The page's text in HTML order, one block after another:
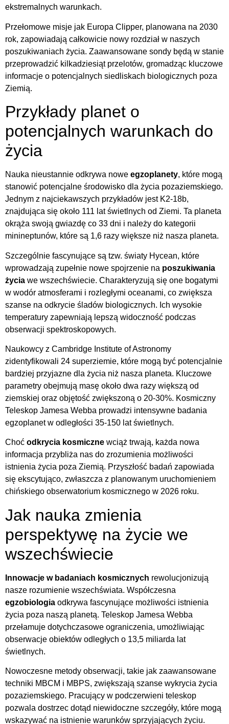
ekstremalnych warunkach.
Przełomowe misje jak Europa Clipper, planowana na 2030
rok, zapowiadają całkowicie nowy rozdział w naszych
poszukiwaniach życia. Zaawansowane sondy będą w stanie
przeprowadzić kilkadziesiąt przelotów, gromadząc kluczowe
informacje o potencjalnych siedliskach biologicznych poza
Ziemią.
Przykłady planet o
potencjalnych warunkach do
życia
Nauka nieustannie odkrywa nowe egzoplanety, które mogą
stanowić potencjalne środowisko dla życia pozaziemskiego.
Jednym z najciekawszych przykładów jest K2-18b,
znajdująca się około 111 lat świetlnych od Ziemi. Ta planeta
okrąża swoją gwiazdę co 33 dni i należy do kategorii
minineptunów, które są 1,6 razy większe niż nasza planeta.
Szczególnie fascynujące są tzw. światy Hycean, które
wprowadzają zupełnie nowe spojrzenie na poszukiwania
życia we wszechświecie. Charakteryzują się one bogatymi
w wodór atmosferami i rozległymi oceanami, co zwiększa
szanse na odkrycie śladów biologicznych. Ich wysokie
temperatury zapewniają lepszą widoczność podczas
obserwacji spektroskopowych.
Naukowcy z Cambridge Institute of Astronomy
zidentyfikowali 24 superziemie, które mogą być potencjalnie
bardziej przyjazne dla życia niż nasza planeta. Kluczowe
parametry obejmują masę około dwa razy większą od
ziemskiej oraz objętość zwiększoną o 20-30%. Kosmiczny
Teleskop Jamesa Webba prowadzi intensywne badania
egzoplanet w odległości 35-150 lat świetlnych.
Choć odkrycia kosmiczne wciąż trwają, każda nowa
informacja przybliża nas do zrozumienia możliwości
istnienia życia poza Ziemią. Przyszłość badań zapowiada
się ekscytująco, zwłaszcza z planowanym uruchomieniem
chińskiego obserwatorium kosmicznego w 2026 roku.
Jak nauka zmienia
perspektywę na życie we
wszechświecie
Innowacje w badaniach kosmicznych rewolucjonizują
nasze rozumienie wszechświata. Współczesna
egzobiologia odkrywa fascynujące możliwości istnienia
życia poza naszą planetą. Teleskop Jamesa Webba
przełamuje dotychczasowe ograniczenia, umożliwiając
obserwacje obiektów odległych o 13,5 miliarda lat
świetlnych.
Nowoczesne metody obserwacji, takie jak zaawansowane
techniki MBCM i MBPS, zwiększają szanse wykrycia życia
pozaziemskiego. Pracujący w podczerwieni teleskop
pozwala dostrzec dotąd niewidoczne szczegóły, które mogą
wskazywać na istnienie warunków sprzyjających życiu.